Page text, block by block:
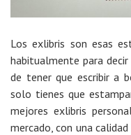
Los exlibris son esas
habitualmente para
de tener que escribir a
solo tienes que
mejores exlibris
mercado, con una